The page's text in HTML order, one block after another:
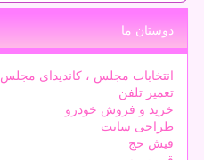
دوستان ما
انتخابات مجلس ، کاندیدای مجلس
تعمیر تلفن
خرید و فروش خودرو
طراحی سایت
فیش حج